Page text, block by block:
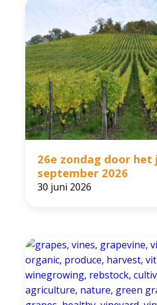
26e zondag door het
september 2026
30 juni 2026